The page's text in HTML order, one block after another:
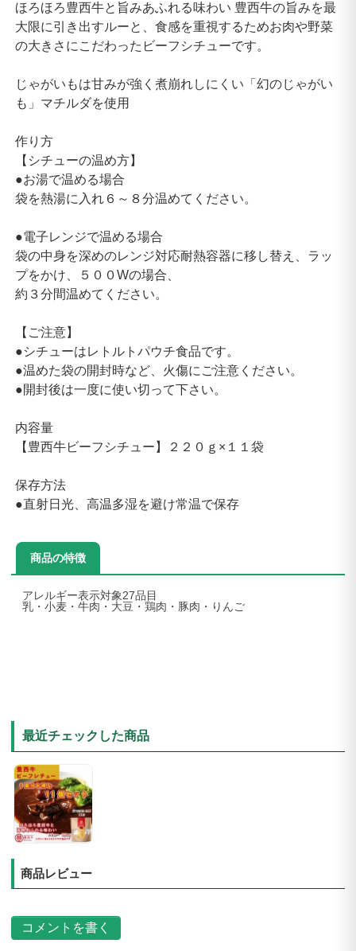
ほろほろ豊西牛と旨みあふれる味わい 豊西牛の旨みを最
大限に引き出すルーと、食感を重視するためお肉や野菜
の大きさにこだわったビーフシチューです。
じゃがいもは甘みが強く煮崩れしにくい「幻のじゃがい
も」マチルダを使用
作り方
【シチューの温め方】
●お湯で温める場合
袋を熱湯に入れ６～８分温めてください。
●電子レンジで温める場合
袋の中身を深めのレンジ対応耐熱容器に移し替え、ラッ
プをかけ、５００Wの場合、
約３分間温めてください。
【ご注意】
●シチューはレトルトパウチ食品です。
●温めた袋の開封時など、火傷にご注意ください。
●開封後は一度に使い切って下さい。
内容量
【豊西牛ビーフシチュー】２２０ｇ×１１袋
保存方法
●直射日光、高温多湿を避け常温で保存
商品の特徴
アレルギー表示対象27品目
乳・小麦・牛肉・大豆・鶏肉・豚肉・りんご
最近チェックした商品
商品レビュー
コメントを書く